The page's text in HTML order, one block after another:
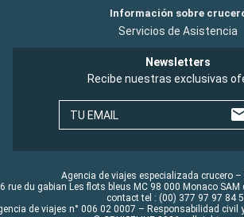
Información sobre
Servicios de Asistencia
Newsletters
Recibe nuestras exclusivas
TU EMAIL
Agencia de viajes especializada crucero –
rue du gabian Les flots bleus MC 98 000 Monaco
contact tel : (00) 377 97 97 84
de viajes n° 006 02 0007 – Responsabilidad civil